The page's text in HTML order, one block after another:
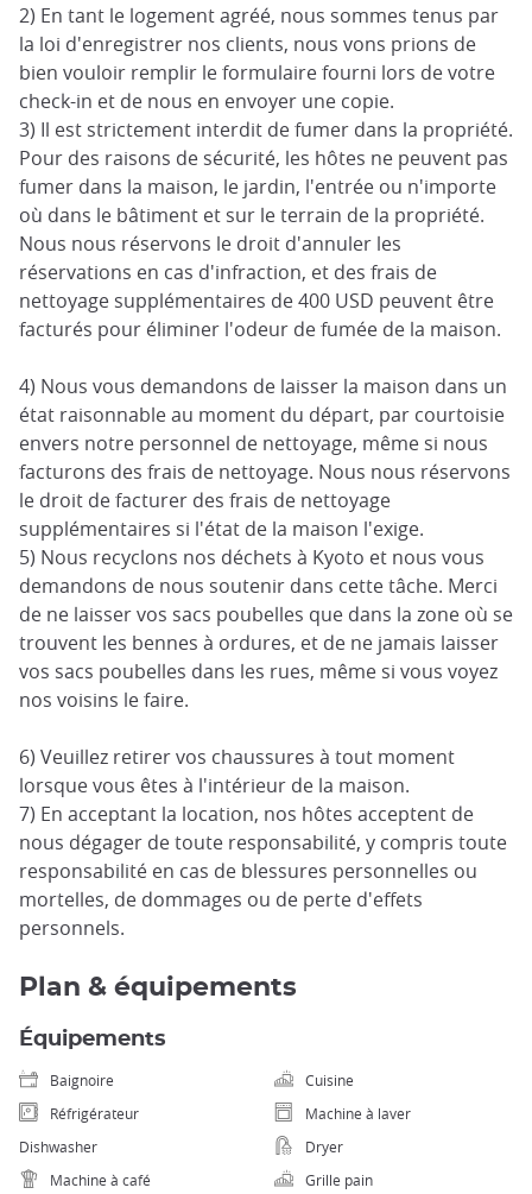
2) En tant le logement agréé, nous sommes tenus par
la loi d'enregistrer nos clients, nous vons prions de
bien vouloir remplir le formulaire fourni lors de votre
check-in et de nous en envoyer une copie.
3) Il est strictement interdit de fumer dans la propriété.
Pour des raisons de sécurité, les hôtes ne peuvent pas
fumer dans la maison, le jardin, l'entrée ou n'importe
où dans le bâtiment et sur le terrain de la propriété.
Nous nous réservons le droit d'annuler les
réservations en cas d'infraction, et des frais de
nettoyage supplémentaires de 400 USD peuvent être
facturés pour éliminer l'odeur de fumée de la maison.
4) Nous vous demandons de laisser la maison dans un
état raisonnable au moment du départ, par courtoisie
envers notre personnel de nettoyage, même si nous
facturons des frais de nettoyage. Nous nous réservons
le droit de facturer des frais de nettoyage
supplémentaires si l'état de la maison l'exige.
5) Nous recyclons nos déchets à Kyoto et nous vous
demandons de nous soutenir dans cette tâche. Merci
de ne laisser vos sacs poubelles que dans la zone où se
trouvent les bennes à ordures, et de ne jamais laisser
vos sacs poubelles dans les rues, même si vous voyez
nos voisins le faire.
6) Veuillez retirer vos chaussures à tout moment
lorsque vous êtes à l'intérieur de la maison.
7) En acceptant la location, nos hôtes acceptent de
nous dégager de toute responsabilité, y compris toute
responsabilité en cas de blessures personnelles ou
mortelles, de dommages ou de perte d'effets
personnels.
Plan & équipements
Équipements
Baignoire
Cuisine
Réfrigérateur
Machine à laver
Dishwasher
Dryer
Machine à café
Grille pain